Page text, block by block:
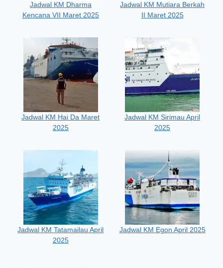
Jadwal KM Dharma
Kencana VII Maret 2025
Jadwal KM Mutiara Berkah
II Maret 2025
Jadwal KM Hai Da Maret
2025
Jadwal KM Sirimau April
2025
Jadwal KM Tatamailau April
2025
Jadwal KM Egon April 2025